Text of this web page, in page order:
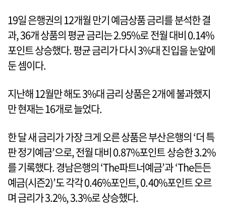
19일 은행권의 12개월 만기 예금상품 금리를 분석한 결
과, 36개 상품의 평균 금리는 2.95%로 전월 대비 0.14%
포인트 상승했다. 평균 금리가 다시 3%대 진입을 눈앞에
둔 셈이다.
지난해 12월만 해도 3%대 금리 상품은 2개에 불과했지
만 현재는 16개로 늘었다.
한 달 새 금리가 가장 크게 오른 상품은 부산은행의 ‘더 특
판 정기예금’으로, 전월 대비 0.87%포인트 상승한 3.2%
를 기록했다. 경남은행의 ‘The파트너예금’과 ‘The든든
예금(시즌2)’도 각각 0.46%포인트, 0.40%포인트 오르
며 금리가 3.2%, 3.3%로 상승했다.